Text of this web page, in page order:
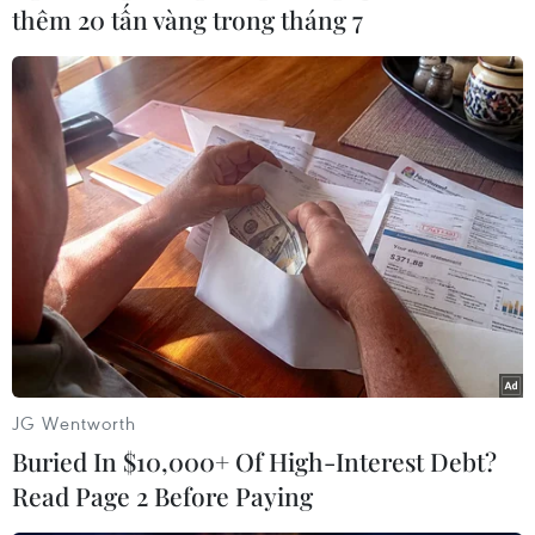
Theo dõi VietnamPlus
TIN LIÊN QUAN
thêm 20 tấn vàng trong tháng 7
JG Wentworth
Buried In $10,000+ Of High-Interest Debt?
Read Page 2 Before Paying